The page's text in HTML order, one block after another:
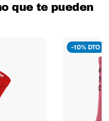
que te pueden
-10% DTO